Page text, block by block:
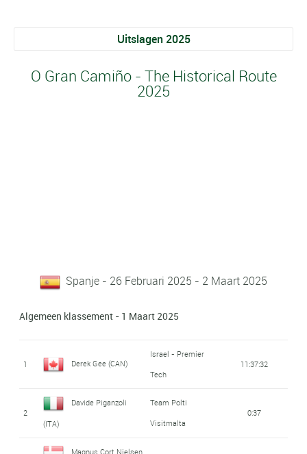
Uitslagen 2025
O Gran Camiño - The Historical Route
2025
Spanje - 26 Februari 2025 - 2 Maart 2025
Algemeen klassement - 1 Maart 2025
1 Derek Gee (CAN)
Israel - Premier
Tech
11:37:32
2
Davide Piganzoli
(ITA)
Team Polti
Visitmalta
0:37
Magnus Cort Nielsen